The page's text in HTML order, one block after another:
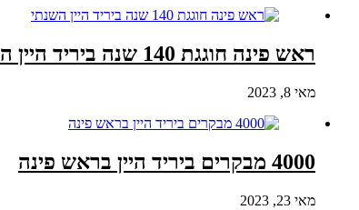
ראש פינה חוגגת 140 שנה ביריד היין השנתי
מאי 8, 2023
4000 מבקרים ביריד היין בראש פינה
מאי 23, 2023